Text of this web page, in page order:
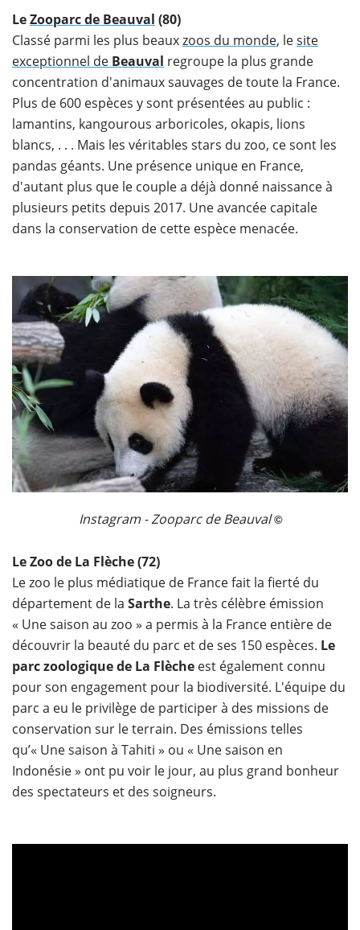
LeZooparc de Beauval (80)
Classé parmi les plus beauxzoos du monde, lesite
exceptionnel de Beauval regroupe la plus grande
concentration d'animaux sauvages de toute la France.
Plus de 600 espèces y sont présentées au public :
lamantins, kangourous arboricoles, okapis, lions
blancs, . . . Mais les véritables stars du zoo, ce sont les
pandas géants. Une présence unique en France,
d'autant plus que le couple a déjà donné naissance à
plusieurs petits depuis 2017. Une avancée capitale
dans la conservation de cette espèce menacée.
Instagram - Zooparc de Beauval©
Le Zoo de La Flèche (72)
Le zoo le plus médiatique de France fait la fierté du
département de la Sarthe. La très célèbre émission
« Une saison au zoo » a permis à la France entière de
découvrir la beauté du parc et de ses 150 espèces. Le
parc zoologique de La Flèche est également connu
pour son engagement pour la biodiversité. L'équipe du
parc a eu le privilège de participer à des missions de
conservation sur le terrain. Des émissions telles
qu’« Une saison à Tahiti » ou « Une saison en
Indonésie » ont pu voir le jour, au plus grand bonheur
des spectateurs et des soigneurs.